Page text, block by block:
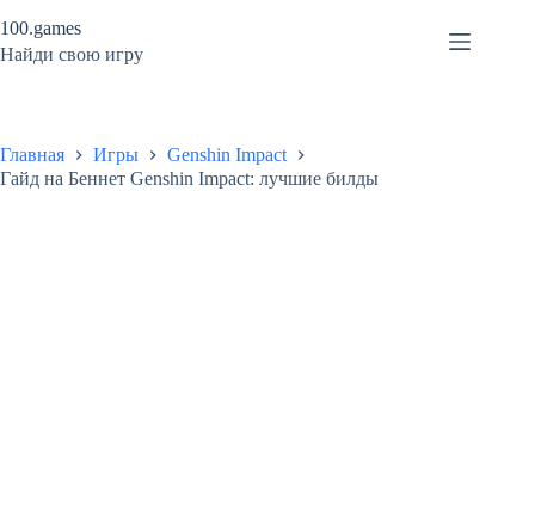
к
сути
100.games
Найди свою игру
Главная Игры
Genshin Impact
Гайд на Беннет Genshin Impact: лучшие билды